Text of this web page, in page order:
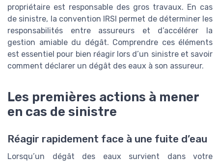
propriétaire est responsable des gros travaux. En cas
de sinistre, la convention IRSI permet de déterminer les
responsabilités entre assureurs et d’accélérer la
gestion amiable du dégât. Comprendre ces éléments
est essentiel pour bien réagir lors d’un sinistre et savoir
comment déclarer un dégât des eaux à son assureur.
Les premières actions à mener
en cas de sinistre
Réagir rapidement face à une fuite d’eau
Lorsqu’un dégât des eaux survient dans votre